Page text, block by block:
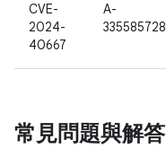
CVE-
2024-
40667
A-
335585728
常見問題與解答